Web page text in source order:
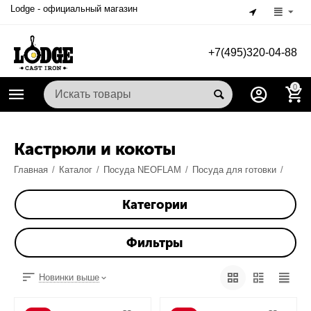
Lodge - официальный магазин
+7(495)320-04-88
0
Кастрюли и кокоты
Главная / Каталог / Посуда NEOFLAM / Посуда для готовки /
Категории
Фильтры
Новинки выше